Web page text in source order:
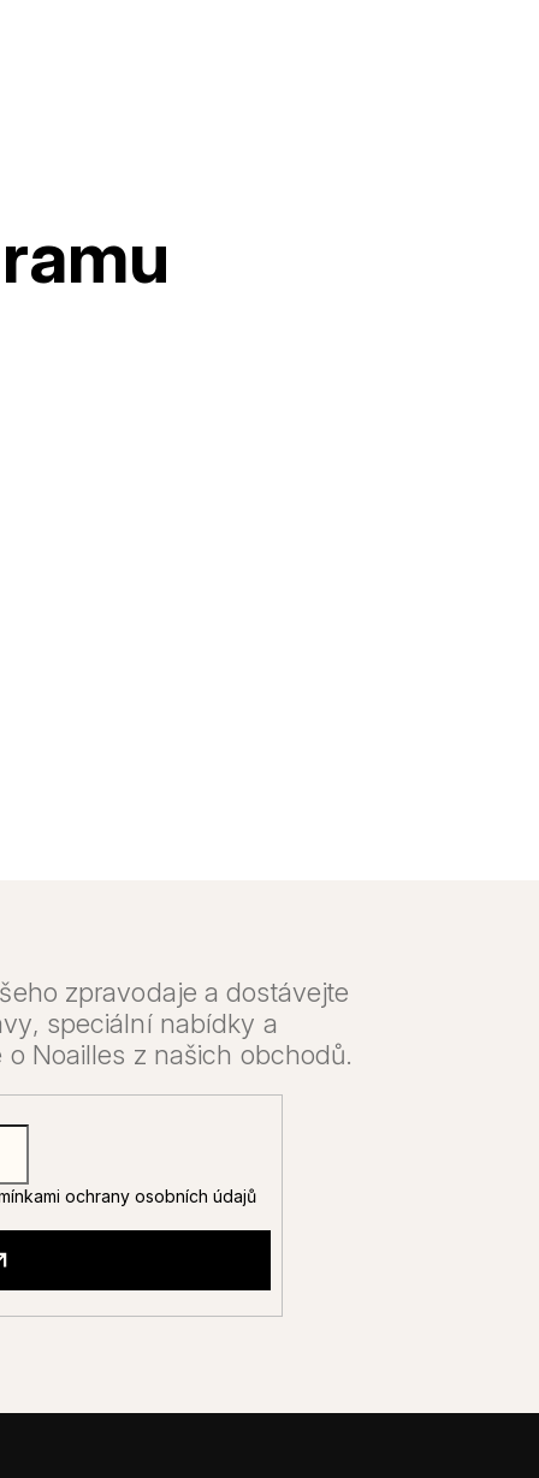
ochrany osobních údajů